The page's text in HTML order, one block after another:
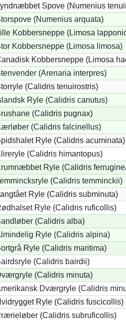
Spove (Numenius
(Numenius arquata)
Kobbersneppe (Limosa
Kobbersneppe (Limosa limosa)
Kobbersneppe (Limosa
(Arenaria interpres)
(Calidris tenuirostris)
Ryle (Calidris canutus)
(Calidris pugnax)
(Calidris falcinellus)
Ryle (Calidris acuminata)
(Calidris himantopus)
Ryle (Calidris
(Calidris temminckii)
Ryle (Calidris subminuta)
Ryle (Calidris ruficollis)
(Calidris alba)
Ryle (Calidris alpina)
Ryle (Calidris maritima)
(Calidris bairdii)
(Calidris minuta)
Dværgryle (Calidris
Ryle (Calidris fuscicollis)
(Calidris subruficollis)